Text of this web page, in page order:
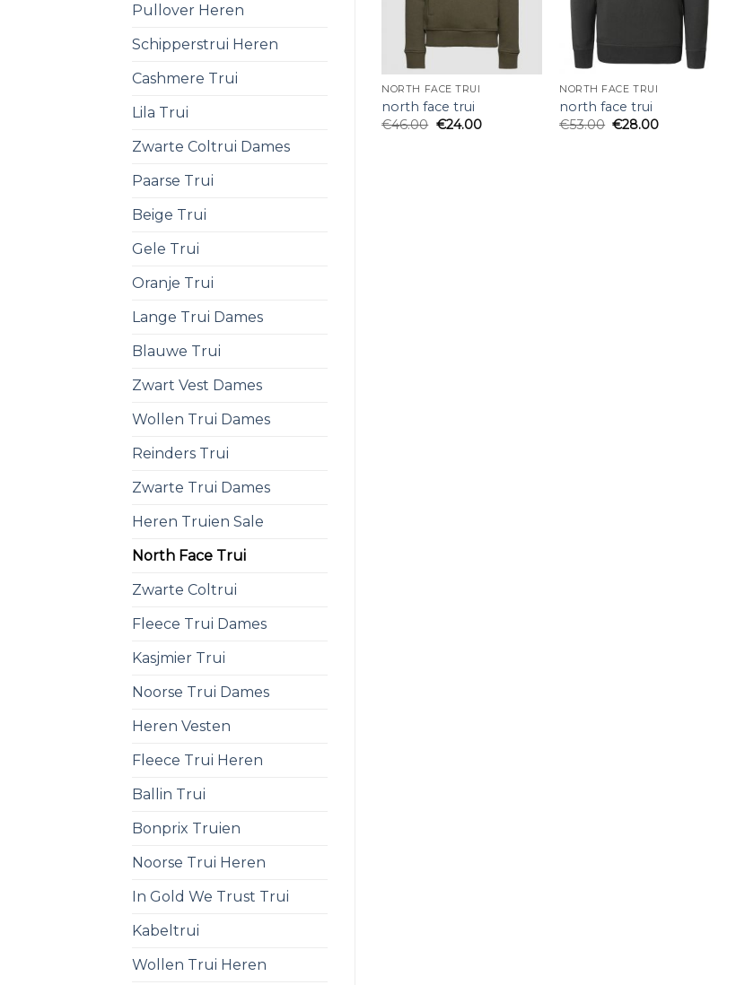
Pullover Heren
Schipperstrui Heren
Cashmere Trui
Lila Trui
Zwarte Coltrui Dames
Paarse Trui
Beige Trui
Gele Trui
Oranje Trui
Lange Trui Dames
Blauwe Trui
Zwart Vest Dames
Wollen Trui Dames
Reinders Trui
Zwarte Trui Dames
Heren Truien Sale
North Face Trui
Zwarte Coltrui
Fleece Trui Dames
Kasjmier Trui
Noorse Trui Dames
Heren Vesten
Fleece Trui Heren
Ballin Trui
Bonprix Truien
Noorse Trui Heren
In Gold We Trust Trui
Kabeltrui
Wollen Trui Heren
NORTH FACE TRUI
north face trui
€46.00 €24.00
NORTH FACE TRUI
north face trui
€53.00 €28.00